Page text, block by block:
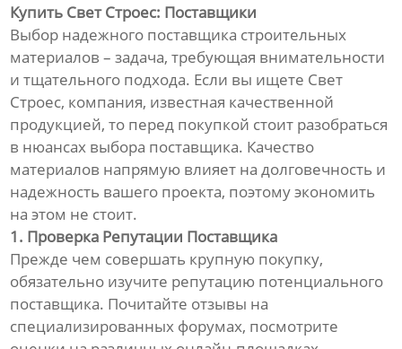
Купить Свет Строес: Поставщики
Выбор надежного поставщика строительных
материалов – задача, требующая внимательности
и тщательного подхода. Если вы ищете Свет
Строес, компания, известная качественной
продукцией, то перед покупкой стоит разобраться
в нюансах выбора поставщика. Качество
материалов напрямую влияет на долговечность и
надежность вашего проекта, поэтому экономить
на этом не стоит.
1. Проверка Репутации Поставщика
Прежде чем совершать крупную покупку,
обязательно изучите репутацию потенциального
поставщика. Почитайте отзывы на
специализированных форумах, посмотрите